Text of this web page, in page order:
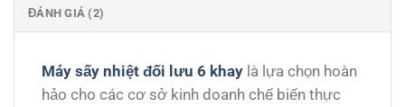
ĐÁNH GIÁ (2)
Máy sấy nhiệt đối lưu 6 khay là lựa chọn hoàn
hảo cho các cơ sở kinh doanh chế biến thực